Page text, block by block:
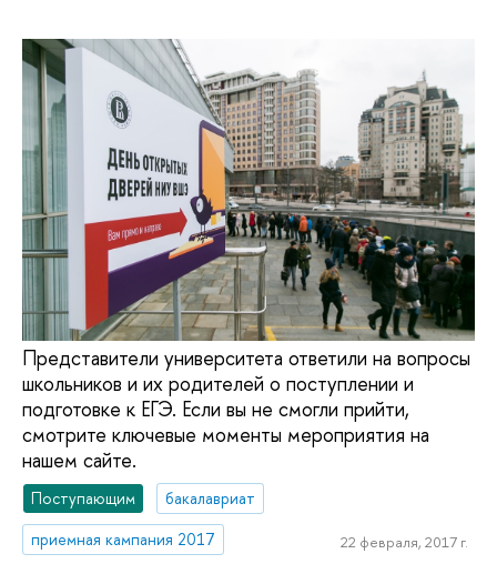
Представители университета ответили на вопросы
школьников и их родителей о поступлении и
подготовке к ЕГЭ. Если вы не смогли прийти,
смотрите ключевые моменты мероприятия на
нашем сайте.
Поступающим
бакалавриат
приемная кампания 2017
22 февраля, 2017 г.